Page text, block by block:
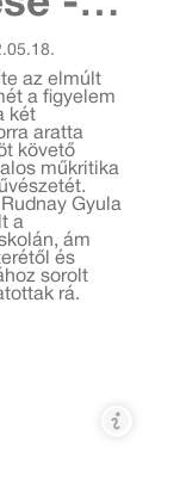
az elmúlt
a figyelem
két
aratta
követő
műkritika
Gyula
a
ám
és
sorolt
rá.